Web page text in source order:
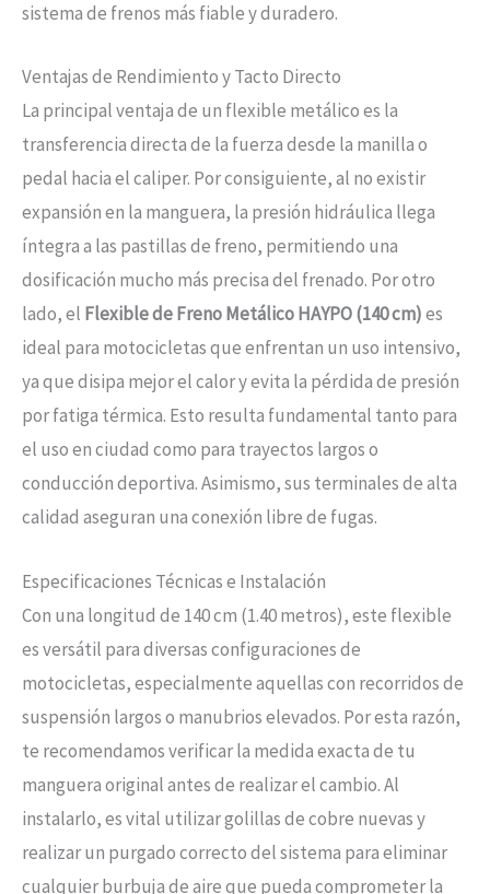
sistema de frenos más fiable y duradero.
Ventajas de Rendimiento y Tacto Directo
La principal ventaja de un flexible metálico es la
transferencia directa de la fuerza desde la manilla o
pedal hacia el caliper. Por consiguiente, al no existir
expansión en la manguera, la presión hidráulica llega
íntegra a las pastillas de freno, permitiendo una
dosificación mucho más precisa del frenado. Por otro
lado, el Flexible de Freno Metálico HAYPO (140 cm)es
ideal para motocicletas que enfrentan un uso intensivo,
ya que disipa mejor el calor y evita la pérdida de presión
por fatiga térmica. Esto resulta fundamental tanto para
el uso en ciudad como para trayectos largos o
conducción deportiva. Asimismo, sus terminales de alta
calidad aseguran una conexión libre de fugas.
Especificaciones Técnicas e Instalación
Con una longitud de 140 cm (1.40 metros), este flexible
es versátil para diversas configuraciones de
motocicletas, especialmente aquellas con recorridos de
suspensión largos o manubrios elevados. Por esta razón,
te recomendamos verificar la medida exacta de tu
manguera original antes de realizar el cambio. Al
instalarlo, es vital utilizar golillas de cobre nuevas y
realizar un purgado correcto del sistema para eliminar
cualquier burbuja de aire que pueda comprometer la